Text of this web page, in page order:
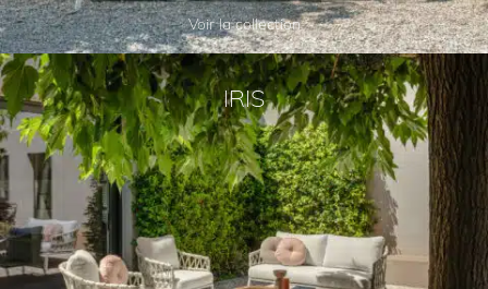
Voir la collection
IRIS